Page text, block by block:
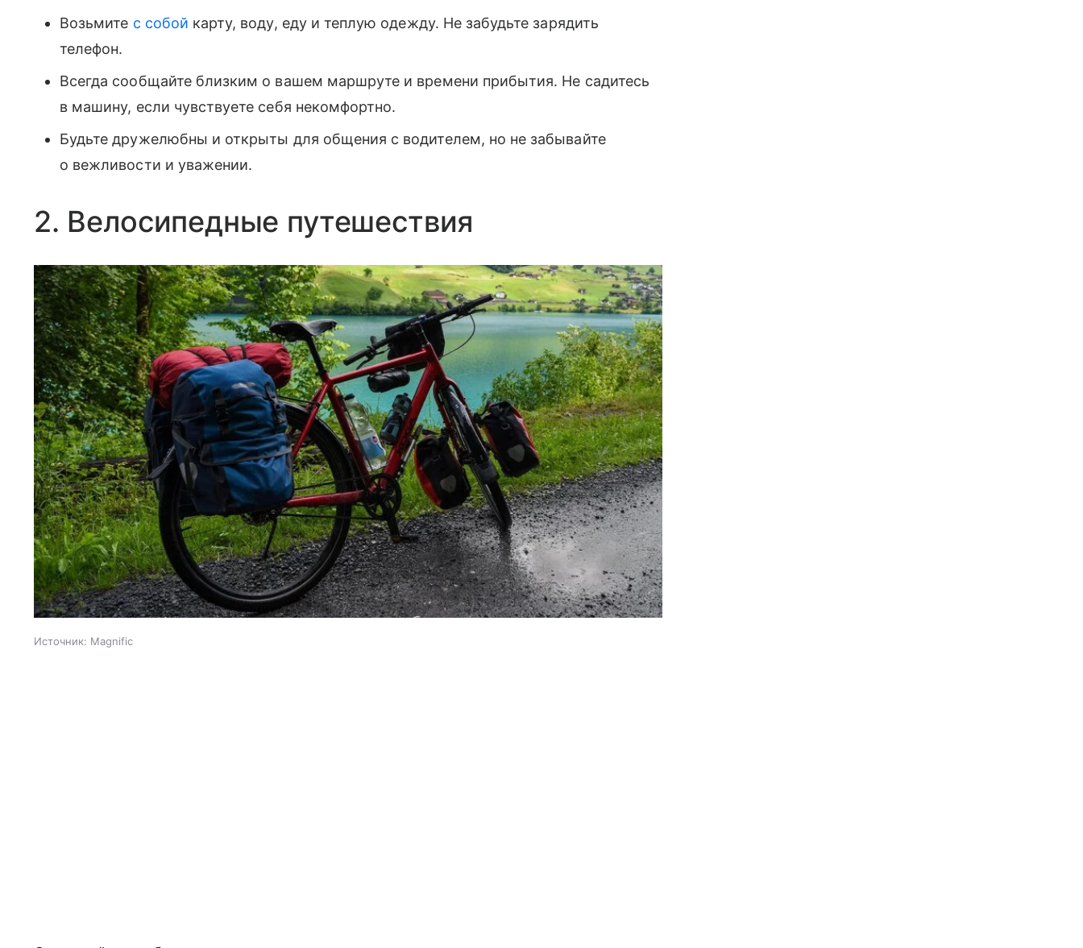
Возьмите с собой карту, воду, еду и теплую одежду. Не забудьте зарядить
телефон.
Всегда сообщайте близким о вашем маршруте и времени прибытия. Не садитесь
в машину, если чувствуете себя некомфортно.
Будьте дружелюбны и открыты для общения с водителем, но не забывайте
о вежливости и уважении.
2. Велосипедные путешествия
Источник: Magnific